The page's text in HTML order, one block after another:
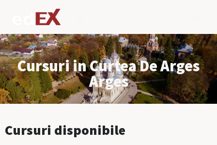
Cursuri in Curtea De Arges
Arges
Cursuri disponibile